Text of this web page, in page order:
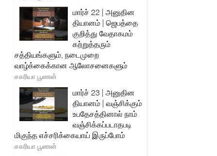
மார்ச் 22 | அனுதின
தியானம் | ஜெபத்தை
குறித்து வேதாகமம்
கற்றுத்தரும்
சத்தியங்களும், நடைமுறை
வாழ்க்கைக்கான ஆலோசனைகளும்
சகரியா பூணன்
மார்ச் 23 | அனுதின
தியானம் | வஞ்சிக்கும்
உபதேசத்தினால் நாம்
வஞ்சிக்கப்படாதபடி
மிகுந்த எச்சரிக்கையாய் இருப்போம்
சகரியா பூணன்